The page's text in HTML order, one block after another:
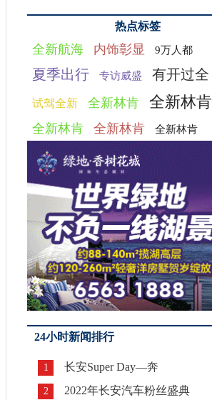
热点标签
全新航海 内饰彰显 9万人都
夏季出行 专访威盛 有开过全
试驾全新 全新林肯 全新林肯
全新林肯 全新林肯 全新林肯
24小时新闻排行
1 长安Super Day—奔
2 2022年长安汽车粉丝盛典